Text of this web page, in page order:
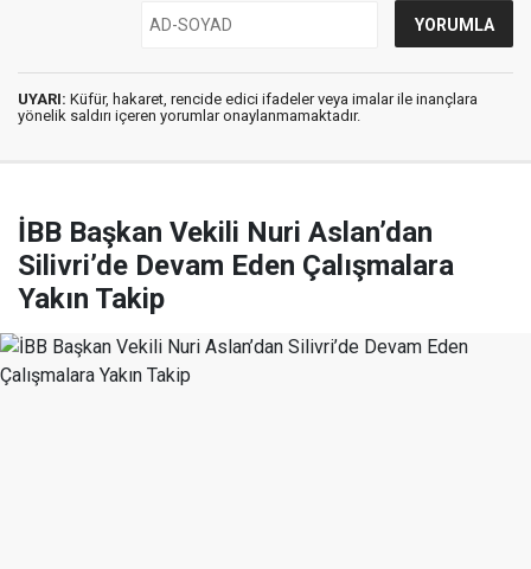
UYARI: Küfür, hakaret, rencide edici ifadeler veya imalar ile inançlara
yönelik saldırı içeren yorumlar onaylanmamaktadır.
İBB Başkan Vekili Nuri Aslan’dan
Silivri’de Devam Eden Çalışmalara
Yakın Takip